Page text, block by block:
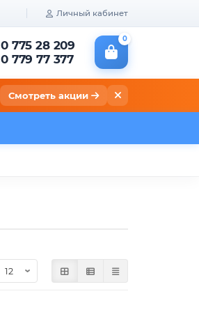
Личный кабинет
0 775 28 209
0 779 77 377
0
Смотреть акции